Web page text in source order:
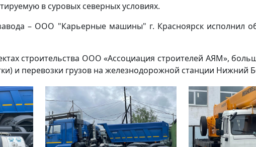
в суровых северных условиях.
– ООО "Карьерные машины" г. Красноярск исполнил
строительства ООО «Ассоциация строителей АЯМ»,
и перевозки грузов на железнодорожной станции Нижний